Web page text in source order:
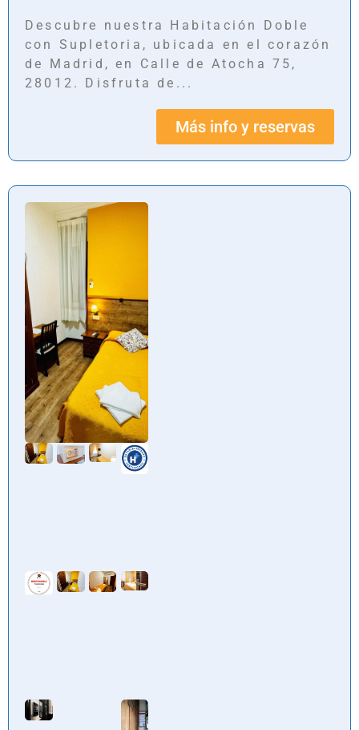
Descubre nuestra Habitación Doble
con Supletoria, ubicada en el corazón
de Madrid, en Calle de Atocha 75,
28012. Disfruta de...
Más info y reservas